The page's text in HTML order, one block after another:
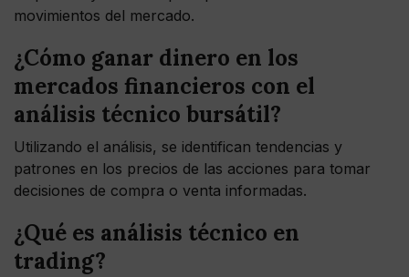
movimientos del mercado.
¿Cómo ganar dinero en los
mercados financieros con el
análisis técnico bursátil?
Utilizando el análisis, se identifican tendencias y
patrones en los precios de las acciones para tomar
decisiones de compra o venta informadas.
¿Qué es análisis técnico en
trading?